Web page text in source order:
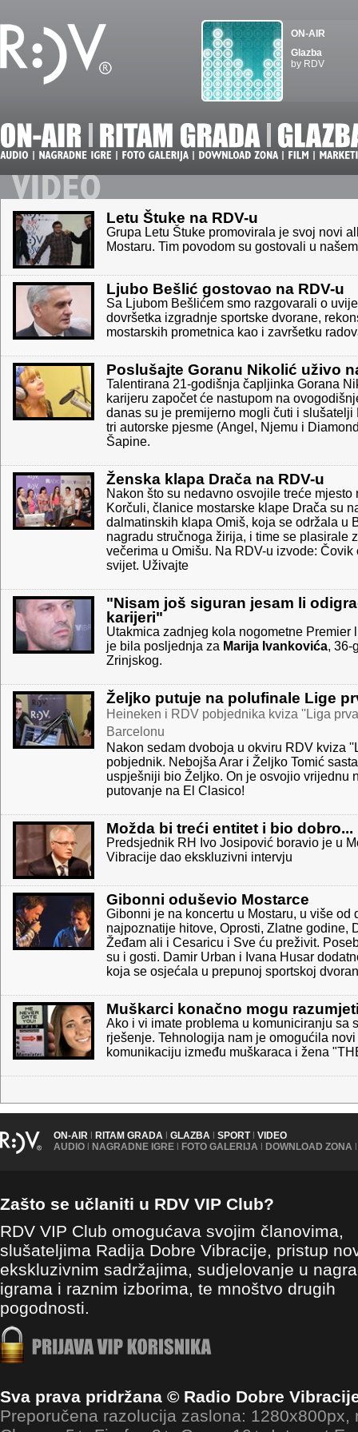
ON-AIR
Glazba
by RDV
Letu Štuke na RDV-u
Grupa Letu Štuke promovirala je svoj novi
Mostaru. Tim povodom su gostovali u
Ljubo Bešlić gostovao na RDV-u
Sa Ljubom Bešlićem smo razgovarali o
dovršetka izgradnje sportske dvorane,
mostarskih prometnica kao i završetku
Poslušajte Goranu Nikolić uživo
Talentirana 21-godišnja čapljinka Gorana
karijeru započet će nastupom na
danas su je premijerno mogli čuti i
tri autorske pjesme (Angel, Njemu i
Šapine.
Ženska klapa Drača na RDV-u
Nakon što su nedavno osvojile treće
Korčuli, članice mostarske klape Drača su
dalmatinskih klapa Omiš, koja se održala u
nagradu stručnoga žirija, i time se plasirale
večerima u Omišu. Na RDV-u izvode:
svijet. Uživajte
"Nisam još siguran jesam li
karijeri"
Utakmica zadnjeg kola nogometne
je bila posljednja za Marija Ivankovića, 36-
Zrinjskog.
Željko putuje na polufinale Lige
Heineken i RDV pobjednika kviza ''Liga
Barcelonu
Nakon sedam dvoboja u okviru RDV kviza
pobjednik. Nebojša Arar i Željko Tomić
uspješniji bio Željko. On je osvojio vrijednu
putovanje na El Clasico!
Možda bi treći entitet i bio dobro...
Predsjednik RH Ivo Josipović boravio je u
Vibracije dao ekskluzivni intervju
Gibonni oduševio Mostarce
Gibonni je na koncertu u Mostaru, u više od
najpoznatije hitove, Oprosti, Zlatne godine,
Žeđam ali i Cesaricu i Sve ću preživit.
su i gosti. Damir Urban i Ivana Husar
koja se osjećala u prepunoj sportskoj
Muškarci konačno mogu
Ako i vi imate problema u komuniciranju sa
rješenje. Tehnologija nam je omogućila
komunikaciju između muškaraca i žena
ON-AIR | RITAM GRADA | GLAZBA | SPORT | VIDEO
AUDIO | NAGRADNE IGRE | FOTO GALERIJA | DOWNLOAD ZONA |
Zašto se učlaniti u RDV VIP Club?
RDV VIP Club omogućava svojim članovima,
slušateljima Radija Dobre Vibracije, pristup
ekskluzivnim sadržajima, sudjelovanje u
igrama i raznim izborima, te mnoštvo drugih
pogodnosti.
Sva prava pridržana © Radio Dobre
Preporučena razolucija zaslona: 1280x800px,